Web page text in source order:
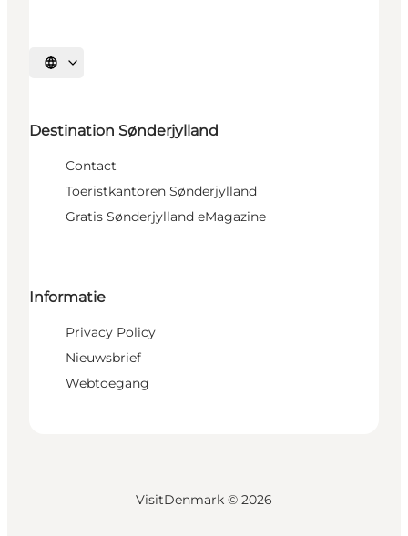
Selecteer taal
Destination Sønderjylland
Contact
Toeristkantoren Sønderjylland
Gratis Sønderjylland eMagazine
Informatie
Privacy Policy
Nieuwsbrief
Webtoegang
VisitDenmark © 2026